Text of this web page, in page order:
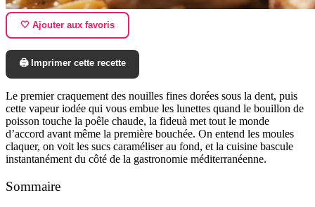
🤍 Ajouter aux favoris
🖨️ Imprimer cette recette
Le premier craquement des nouilles fines dorées sous la dent, puis
cette vapeur iodée qui vous embue les lunettes quand le bouillon de
poisson touche la poêle chaude, la fideuà met tout le monde
d’accord avant même la première bouchée. On entend les moules
claquer, on voit les sucs caraméliser au fond, et la cuisine bascule
instantanément du côté de la gastronomie méditerranéenne.
Sommaire